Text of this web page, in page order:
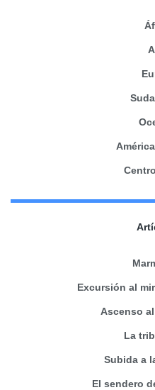
Excursión al
Ascenso
La
Subida a
El sendero